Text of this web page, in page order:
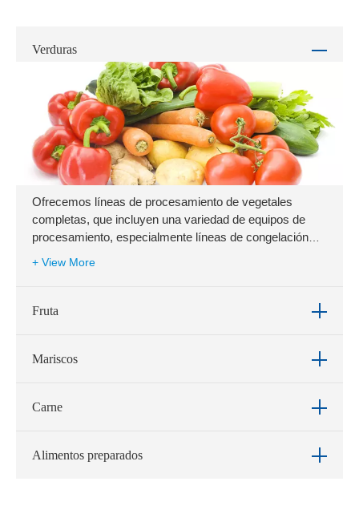
Verduras
Ofrecemos líneas de procesamiento de vegetales
completas, que incluyen una variedad de equipos de
procesamiento, especialmente líneas de congelación
+ View More
Fruta
Mariscos
Carne
Alimentos preparados